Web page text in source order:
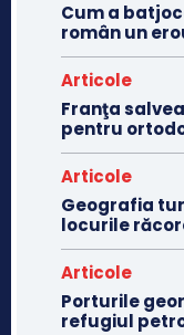
Cum a
român un
Articole
Franţa
pentru
Articole
Geografia
locurile
Articole
Porturile
refugiul